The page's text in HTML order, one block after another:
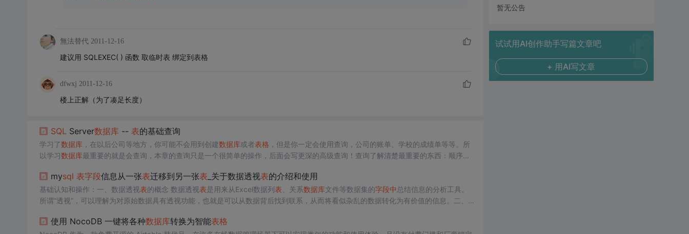
無法替代 2011-12-16
建议用 SQLEXEC( ) 函数 取临时表 绑定到表格
dfwxj 2011-12-16
楼上正解（为了凑足长度）
SQL Server数据库 -- 表的基础查询
学习了数据库，在以后公司等地方，你可能不会用到创建数据库或者表格 ，但是你一定会使用查询，公司的账单、学校的成绩单等等。所
以学习数据库最重要的就是会查询，本章的查询只是一个很简单的操作，后面会写更深的高级查询！查询了解清楚最重要的东西：顺序查
select sno...，或者总分、个数等聚合函数、前几名top语句；
mysql 表字段信息从一张表迁移到另一张表 _关于数据透视表的介绍和使用
基础认知和操作：一、数据透视表 的概念 数据透视表是用来从Excel数据列表 、关系数据库文件等数据集的字段中总结信息的分析工具。
所谓“透视”，可以理解为对原始数据具有透视功能，也就是可以从数据背后找到联系，从而将看似杂乱的数据转化为有价值的信息。二、数
中快速提取有价值信息...
使用 NocoDB 一键将各种数据库转换为智能表格
暂无公告
试试用AI创作助手写篇文章吧
+ 用AI写文章